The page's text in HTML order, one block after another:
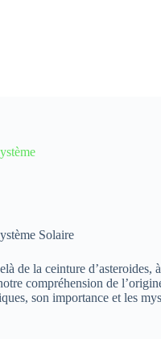
Solaire
de la ceinture
compréhension de
son importance et les